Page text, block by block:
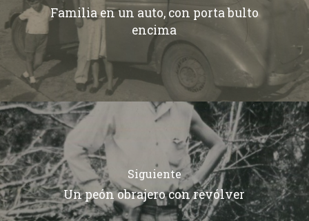
Familia en un auto, con porta bulto
encima
Siguiente
Un peón obrajero con revólver